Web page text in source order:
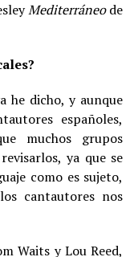
Mediterráneode
he dicho, y aunque
españoles,
muchos grupos
ya que se
como es sujeto,
cantautores nos
Waits y Lou Reed,